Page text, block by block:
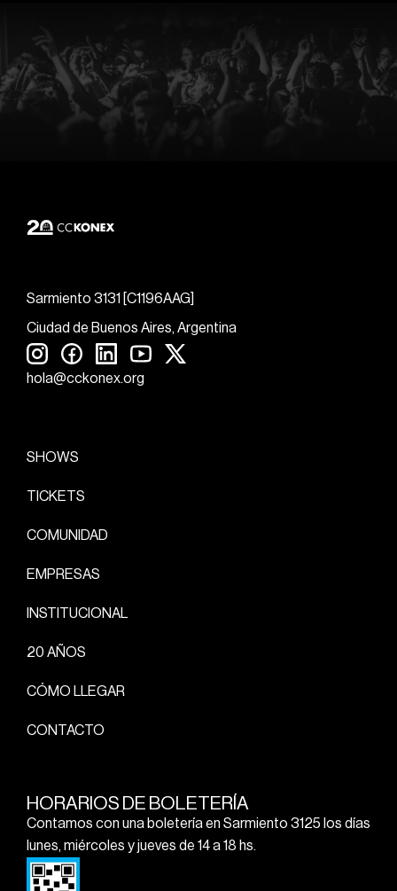
Sarmiento 3131 [C1196AAG]
Ciudad de Buenos Aires, Argentina
hola@cckonex.org
SHOWS
TICKETS
COMUNIDAD
EMPRESAS
INSTITUCIONAL
20 AÑOS
CÓMO LLEGAR
CONTACTO
HORARIOS DE BOLETERÍA
Contamos con una boletería en Sarmiento 3125 los días
lunes, miércoles y jueves de 14 a 18 hs.